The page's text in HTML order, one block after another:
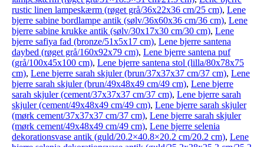
rustic linen lampeskærm (røget grå/36x22x36 cm/25 cm), Lene
bjerre sabine bordlampe antik (sølv/36x60x36 cm/36 cm), Lene
bjerre sabine krukke antik (sølv/30x17x30 cm/30 cm), Lene
bjerre safiya fad (bronze/51x5x17 cm), Lene bjerre santena
daybed (røget grå/160x92x79 cm), Lene bjerre santena puf
(grå/100x45x100 cm), Lene bjerre santena stol (lilla/80x78x75
cm), Lene bjerre sarah skjuler (brun/37x37x37 cm/37 cm), Lene
bjerre sarah skjuler (brun/49x48x49 cm/49 cm), Lene bjerre
sarah skjuler (cement/37x37x37 cm/37 cm), Lene bjerre sarah
skjuler (cement/49x48x49 cm/49 cm), Lene bjerre sarah skjuler
(mørk cement/37x37x37 cm/37 cm), Lene bjerre sarah skjuler
(mørk cement/49x48x49 cm/49 cm), Lene bjerre selenia
dekorationsvase antik (guld/20.2×40.8×20.2 cm/20.2 cm), Lene